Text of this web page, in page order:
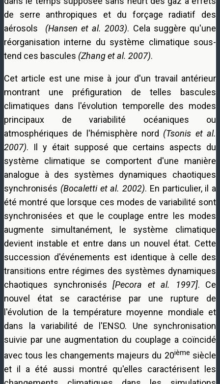
de serre anthropiques et du forçage radiatif des
aérosols (Hansen et al. 2003). Cela suggère qu'une
réorganisation interne du système climatique sous-
tend ces bascules (Zhang et al. 2007).
Cet article est une mise à jour d'un travail antérieur
montrant une préfiguration de telles bascules
climatiques dans l'évolution temporelle des modes
principaux de variabilité océaniques ou
atmosphériques de l'hémisphère nord (Tsonis et al.
2007). Il y était supposé que certains aspects du
système climatique se comportent d'une manière
analogue à des systèmes dynamiques chaotiques
synchronisés (Bocaletti et al. 2002). En particulier, il a
été montré que lorsque ces modes de variabilité sont
synchronisées et que le couplage entre les modes
augmente simultanément, le système climatique
devient instable et entre dans un nouvel état. Cette
succession d'événements est identique à celle des
transitions entre régimes des systèmes dynamiques
chaotiques synchronisés [Pecora et al. 1997]. Ce
nouvel état se caractérise par une rupture de
l'évolution de la température moyenne mondiale et
dans la variabilité de l'ENSO. Une synchronisation
suivie par une augmentation du couplage a coïncidé
avec tous les changements majeurs du 20ième siècle
et il a été aussi montré qu'elles caractérisent les